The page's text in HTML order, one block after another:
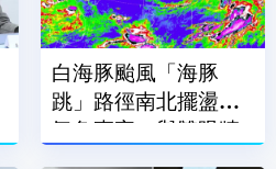
白海豚颱風「海豚
跳」路徑南北擺盪
氣象專家：與雙眼牆